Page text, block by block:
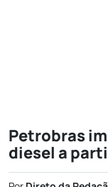
Petrobras
diesel a